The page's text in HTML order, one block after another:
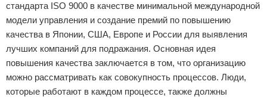
стандарта ISO 9000 в качестве минимальной международной
модели управления и создание премий по повышению
качества в Японии, США, Европе и России для выявления
лучших компаний для подражания. Основная идея
повышения качества заключается в том, что организацию
можно рассматривать как совокупность процессов. Люди,
которые работают в каждом процессе, также должны